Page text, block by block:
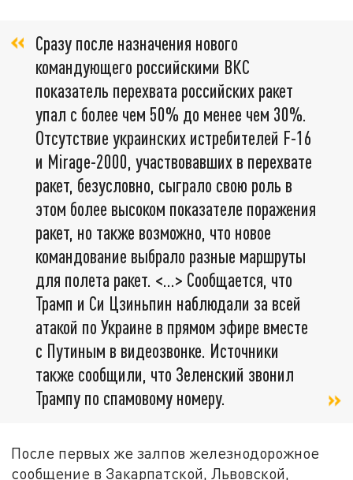
Сразу после назначения нового
командующего российскими ВКС
показатель перехвата российских ракет
упал с более чем 50% до менее чем 30%.
Отсутствие украинских истребителей F-16
и Mirage-2000, участвовавших в перехвате
ракет, безусловно, сыграло свою роль в
этом более высоком показателе поражения
ракет, но также возможно, что новое
командование выбрало разные маршруты
для полета ракет. <…> Сообщается, что
Трамп и Си Цзиньпин наблюдали за всей
атакой по Украине в прямом эфире вместе
с Путиным в видеозвонке. Источники
также сообщили, что Зеленский звонил
Трампу по спамовому номеру.
После первых же залпов железнодорожное
сообщение в Закарпатской, Львовской,